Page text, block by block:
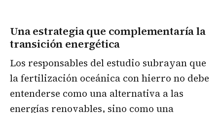
Una estrategia que complementaría la
transición energética
Los responsables del estudio subrayan que
la fertilización oceánica con hierro no debe
entenderse como una alternativa a las
energías renovables, sino como una